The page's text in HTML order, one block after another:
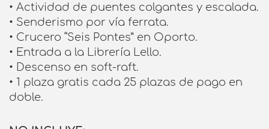
• Actividad de puentes colgantes y escalada.
• Senderismo por vía ferrata.
• Crucero “Seis Pontes” en Oporto.
• Entrada a la Librería Lello.
• Descenso en soft-raft.
• 1 plaza gratis cada 25 plazas de pago en
doble.